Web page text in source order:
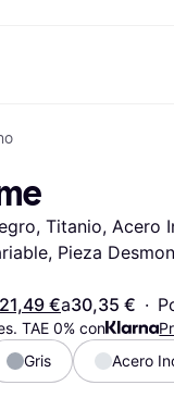
Cuenta Flex
Depósito a
precios
Jardín y
Libros,
Titanio, Acero
Pieza
21,49 €a30,35 € ·
TAE 0% con
Gris Acero